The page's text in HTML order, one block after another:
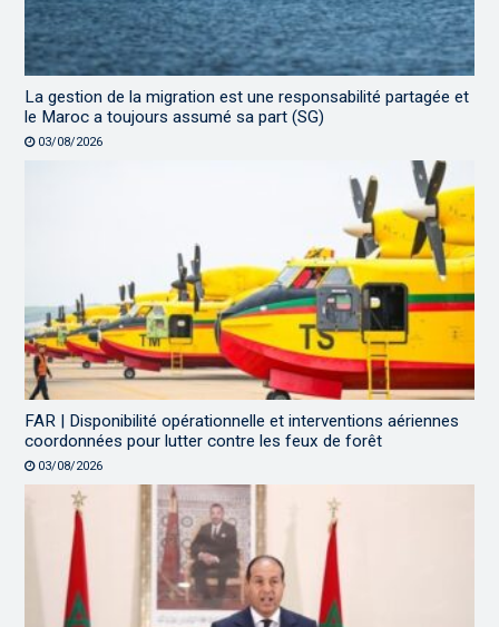
La gestion de la migration est une responsabilité partagée et
le Maroc a toujours assumé sa part (SG)
03/08/2026
FAR | Disponibilité opérationnelle et interventions aériennes
coordonnées pour lutter contre les feux de forêt
03/08/2026